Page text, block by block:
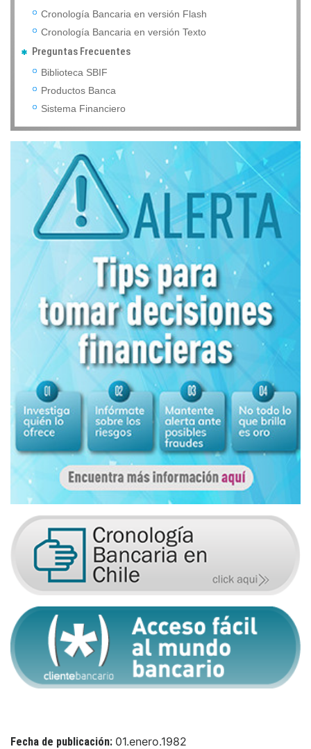
Cronología Bancaria en versión Flash
Cronología Bancaria en versión Texto
Preguntas Frecuentes
Biblioteca SBIF
Productos Banca
Sistema Financiero
Fecha de publicación: 01.enero.1982